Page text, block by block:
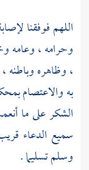
اللهم فوفقنا
وحرامه ، وعامه
، وظاهره وباطنه
به والاعتصام
الشكر على ما
سميع الدعاء
وسلم تسليما .